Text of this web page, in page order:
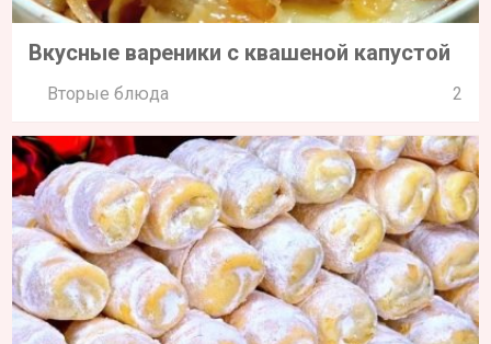
Вкусные вареники с квашеной капустой
Вторые блюда 2